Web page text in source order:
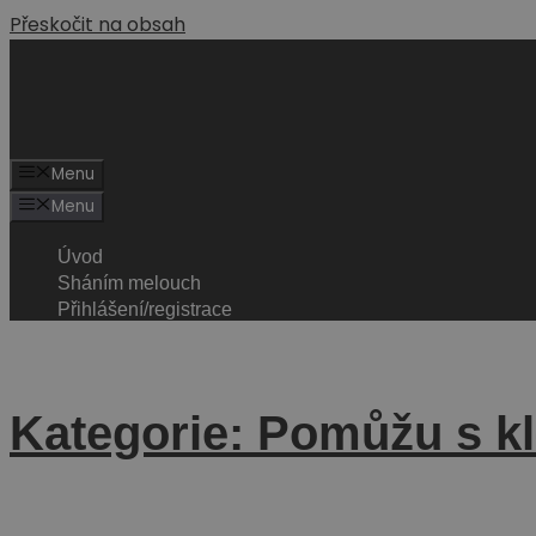
Přeskočit na obsah
Menu
Menu
Úvod
Sháním melouch
Přihlášení/registrace
Kategorie: Pomůžu s